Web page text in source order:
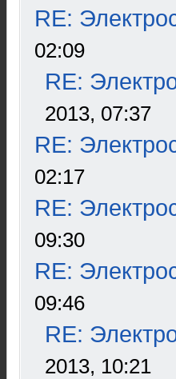
RE:
02:09
RE:
2013, 07:37
RE:
02:17
RE:
09:30
RE:
09:46
RE:
2013, 10:21